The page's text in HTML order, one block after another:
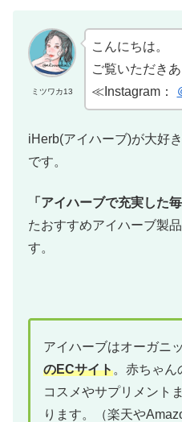
ミツワカ13
こんにちは。
ご覧いただき
≪Instagram：
iHerb(アイハーブ)が大好
です。
「アイハーブで充実した毎
たおすすめアイハーブ製
す。
アイハーブはオーガニ
のECサイト。赤ちゃん
コスメやサプリメント
ります。（楽天や